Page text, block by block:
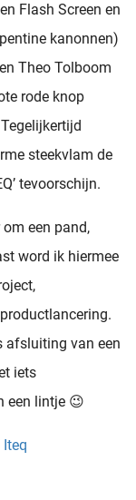
Flash Screen en
kanonnen)
Theo Tolboom
rode knop
steekvlam de
tevoorschijn.
een pand,
word ik hiermee
afsluiting van een
iets
een lintje 😉